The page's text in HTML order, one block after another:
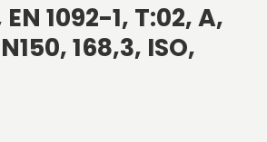
1092-1, T:02, A,
168,3, ISO,